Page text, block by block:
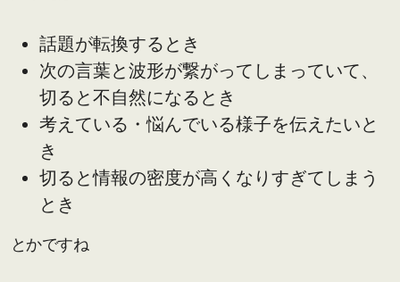
話題が転換するとき
次の言葉と波形が繋がってしまっていて、
切ると不自然になるとき
考えている・悩んでいる様子を伝えたいと
き
切ると情報の密度が高くなりすぎてしまう
とき
とかですね